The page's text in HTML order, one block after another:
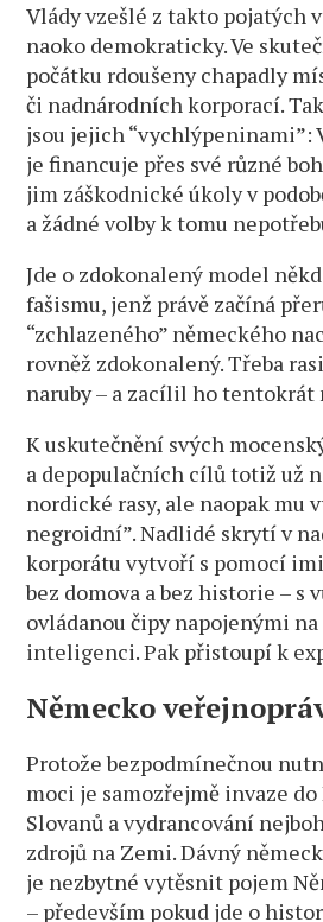
Vlády vzešlé z takto pojatých
naoko demokraticky. Ve
počátku rdoušeny chapadly
či nadnárodních korporací.
jsou jejich “vychlýpeninami”:
je financuje přes své různé
jim záškodnické úkoly v
a žádné volby k tomu
Jde o zdokonalený model
fašismu, jenž právě začíná
“zchlazeného” německého
rovněž zdokonalený. Třeba
naruby – a zacílil ho tentokrát
K uskutečnění svých
a depopulačních cílů totiž už
nordické rasy, ale naopak mu
negroidní”. Nadlidé skrytí v
korporátu vytvoří s pomocí
bez domova a bez historie – s
ovládanou čipy napojenými
inteligenci. Pak přistoupí k
Německo
Protože bezpodmínečnou
moci je samozřejmě invaze
Slovanů a vydrancování
zdrojů na Zemi. Dávný
je nezbytné vytěsnit pojem
– především pokud jde o